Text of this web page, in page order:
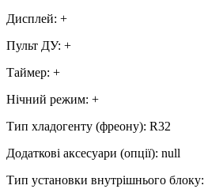
Дисплей: +
Пульт ДУ: +
Таймер: +
Нічний режим: +
Тип хладогенту (фреону): R32
Додаткові аксесуари (опції): null
Тип установки внутрішнього блоку: